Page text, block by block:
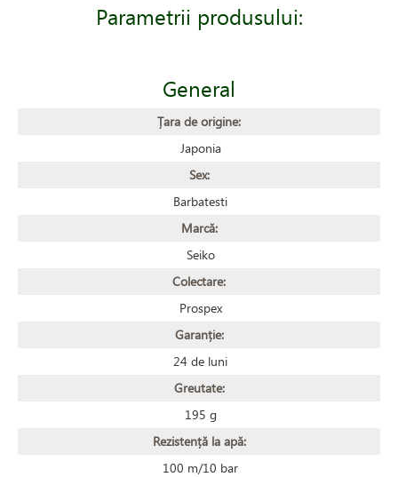
Parametrii produsului:
General
Țara de origine:
Japonia
Sex:
Barbatesti
Marcă:
Seiko
Colectare:
Prospex
Garanție:
24 de luni
Greutate:
195 g
Rezistență la apă:
100 m/10 bar